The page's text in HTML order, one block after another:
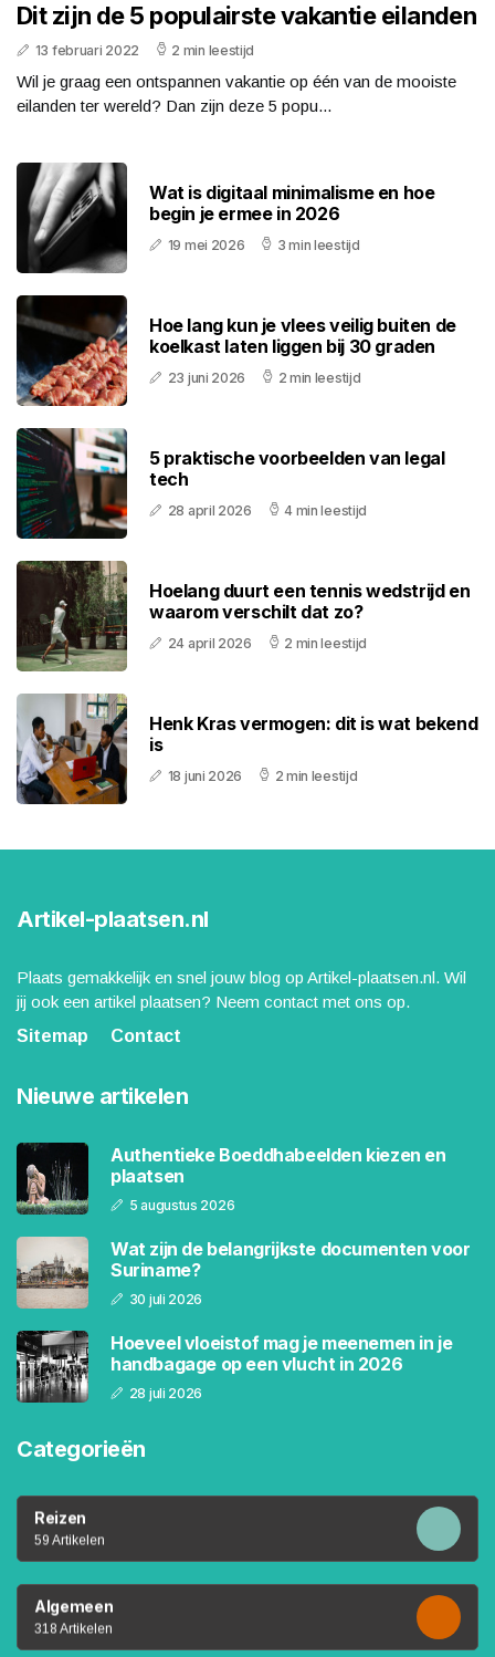
Dit zijn de 5 populairste vakantie eilanden
13 februari 2022 2 min leestijd
Wil je graag een ontspannen vakantie op één van de mooiste
eilanden ter wereld? Dan zijn deze 5 popu...
Wat is digitaal minimalisme en hoe
begin je ermee in 2026
19 mei 2026 3 min leestijd
Hoe lang kun je vlees veilig buiten de
koelkast laten liggen bij 30 graden
23 juni 2026 2 min leestijd
5 praktische voorbeelden van legal
tech
28 april 2026 4 min leestijd
Hoelang duurt een tennis wedstrijd en
waarom verschilt dat zo?
24 april 2026 2 min leestijd
Henk Kras vermogen: dit is wat bekend
is
18 juni 2026 2 min leestijd
Artikel-plaatsen.nl
Plaats gemakkelijk en snel jouw blog op Artikel-plaatsen.nl. Wil
jij ook een artikel plaatsen? Neem contact met ons op.
Sitemap
Contact
Nieuwe artikelen
Authentieke Boeddhabeelden kiezen en
plaatsen
5 augustus 2026
Wat zijn de belangrijkste documenten voor
Suriname?
30 juli 2026
Hoeveel vloeistof mag je meenemen in je
handbagage op een vlucht in 2026
28 juli 2026
Categorieën
Reizen
59 Artikelen
Algemeen
318 Artikelen